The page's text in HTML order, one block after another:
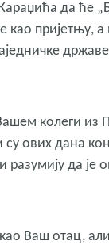
да ће
као пријетњу, а
државе,
Вашем колеги
ових дана
разумију да је
Ваш отац,